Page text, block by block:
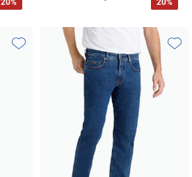
20%
20%
Toevoegen aan favorieten